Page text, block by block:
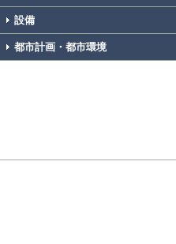
設備
都市計画・都市環境